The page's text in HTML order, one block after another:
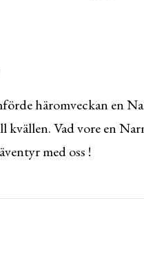
häromveckan en
kvällen. Vad vore en
med oss !